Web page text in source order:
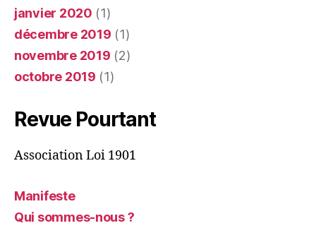
janvier 2020 (1)
décembre 2019 (1)
novembre 2019 (2)
octobre 2019 (1)
Revue Pourtant
Association Loi 1901
Manifeste
Qui sommes-nous ?